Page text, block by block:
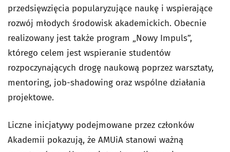
przedsięwzięcia popularyzujące naukę i wspierające
rozwój młodych środowisk akademickich. Obecnie
realizowany jest także program „Nowy Impuls”,
którego celem jest wspieranie studentów
rozpoczynających drogę naukową poprzez warsztaty,
mentoring, job-shadowing oraz wspólne działania
projektowe.
Liczne inicjatywy podejmowane przez członków
Akademii pokazują, że AMUiA stanowi ważną